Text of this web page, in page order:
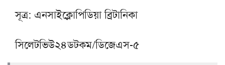
সূত্র: এনসাইক্লোপিডিয়া ব্রিটানিকা
সিলেটভিউ২৪ডটকম/ডিজেএস-৫